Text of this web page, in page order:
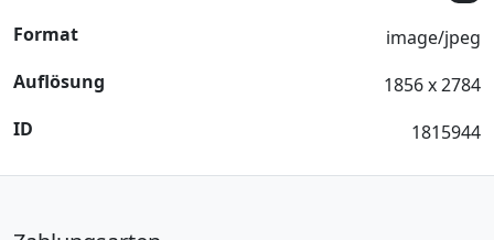
Format
image/jpeg
Auflösung
1856 x 2784
ID
1815944